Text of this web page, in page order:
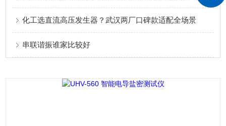
化工选直流高压发生器？武汉两厂口碑款适配全场景
串联谐振谁家比较好